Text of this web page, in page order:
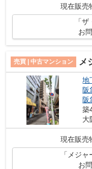
現在販売
「
お
売買 | 中古マンション メ
地
阪
阪
築
大
現在販売
「メジ
お